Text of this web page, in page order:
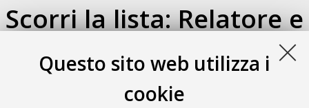
Questo sito web utilizza i
cookie
Scorri la lista: Relatore e
Correlatore
Seleziona un valore dall'elenco sottostante.